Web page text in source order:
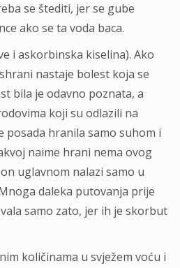
se štediti, jer se gube
ako se ta voda baca.
i askorbinska kiselina). Ako
nastaje bolest koja se
bila je odavno poznata, a
koji su odlazili na
posada hranila samo suhom i
naime hrani nema ovog
uglavnom nalazi samo u
daleka putovanja prije
samo zato, jer ih je skorbut
količinama u svježem voću i